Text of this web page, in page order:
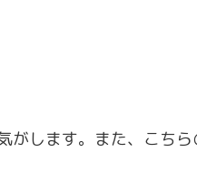
します。また、こちら